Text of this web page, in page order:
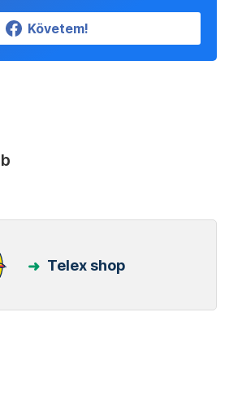
Követem!
Telex shop